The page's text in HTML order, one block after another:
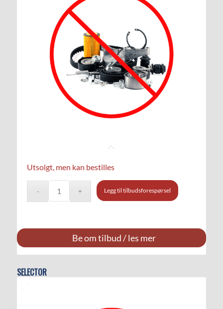
Utsolgt, men kan bestilles
Legg til tilbudsforespørsel
Be om tilbud / les mer
SELECTOR